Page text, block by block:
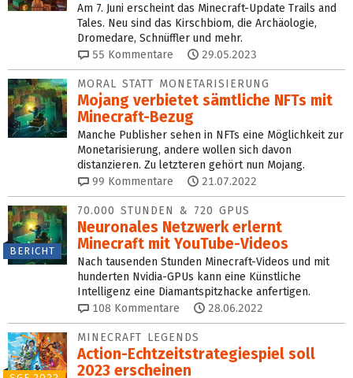
Am 7. Juni erscheint das Minecraft-Update Trails and
Tales. Neu sind das Kirschbiom, die Archäologie,
Dromedare, Schnüffler und mehr.
55 Kommentare 29.05.2023
MORAL STATT MONETARISIERUNG
Mojang verbietet sämtliche NFTs mit
Minecraft-Bezug
Manche Publisher sehen in NFTs eine Möglichkeit zur
Monetarisierung, andere wollen sich davon
distanzieren. Zu letzteren gehört nun Mojang.
99 Kommentare 21.07.2022
BERICHT
70.000 STUNDEN & 720 GPUS
Neuronales Netzwerk erlernt
Minecraft mit YouTube-Videos
Nach tausenden Stunden Minecraft-Videos und mit
hunderten Nvidia-GPUs kann eine Künstliche
Intelligenz eine Diamantspitzhacke anfertigen.
108 Kommentare 28.06.2022
MINECRAFT LEGENDS
Action-Echtzeit­strategiespiel soll
2023 erscheinen